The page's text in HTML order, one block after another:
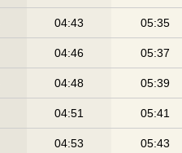
04:43 05:35
04:46 05:37
04:48 05:39
04:51 05:41
04:53 05:43